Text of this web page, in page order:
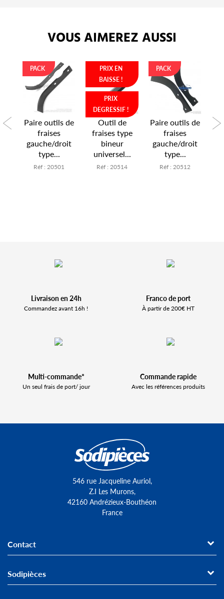
VOUS AIMEREZ AUSSI
Paire outils de
fraises
gauche/droit
type...
Réf : 20501
PACK
Outil de
fraises type
bineur
universel...
Réf : 20514
PRIX EN
BAISSE !
PRIX
DEGRESSIF !
Paire outils de
fraises
gauche/droit
type...
Réf : 20512
PACK
Livraison en 24h
Commandez avant 16h !
Franco de port
À partir de 200€ HT
Multi-commande*
Un seul frais de port/ jour
Commande rapide
Avec les références produits
546 rue Jacqueline Auriol,
Z.I Les Murons,
42160 Andrézieux-Bouthéon
France
Contact
Sodipièces